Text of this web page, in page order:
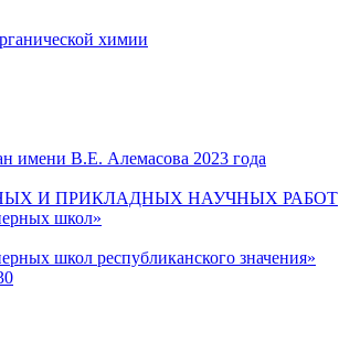
химии
имени В.Е. Алемасова 2023 года
И ПРИКЛАДНЫХ НАУЧНЫХ РАБОТ
школ»
школ республиканского значения»